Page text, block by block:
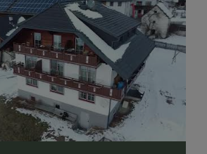
Regentage und lange
zahlreiche bewirtschaftete
Bergen zu einer gemütlichen
für jeden
lassen Wandererherzen
Bergbahnen bieten zudem
Überall gibt es auchspezielle